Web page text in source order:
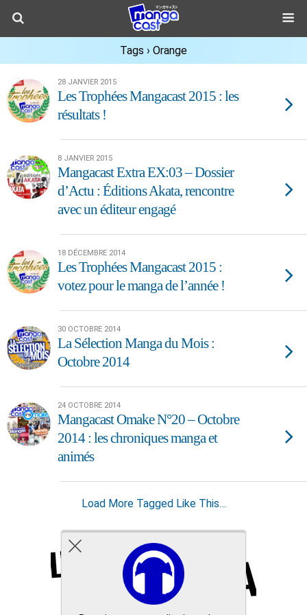
Tags › Orange
28 JANVIER 2015
Les Trophées Mangacast 2015 : les
résultats !
8 JANVIER 2015
Mangacast Extra EX:03 – Dossier
d’Actu : Éditions Akata, rencontre
avec un éditeur engagé
18 DÉCEMBRE 2014
Les Trophées Mangacast 2015 :
votez pour le manga de l’année !
30 OCTOBRE 2014
La Sélection Manga du Mois :
Octobre 2014
24 OCTOBRE 2014
Mangacast Omake N°20 – Octobre
2014 : les chroniques manga et
animés
Load More Tagged Like This…